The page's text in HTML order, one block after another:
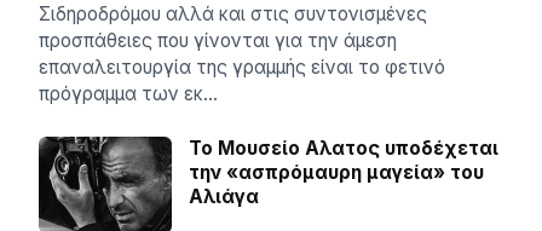
Σιδηροδρόμου αλλά και στις συντονισμένες
προσπάθειες που γίνονται για την άμεση
επαναλειτουργία της γραμμής είναι το φετινό
πρόγραμμα των εκ…
Το Μουσείο Αλατος υποδέχεται
την «ασπρόμαυρη μαγεία» του
Αλιάγα